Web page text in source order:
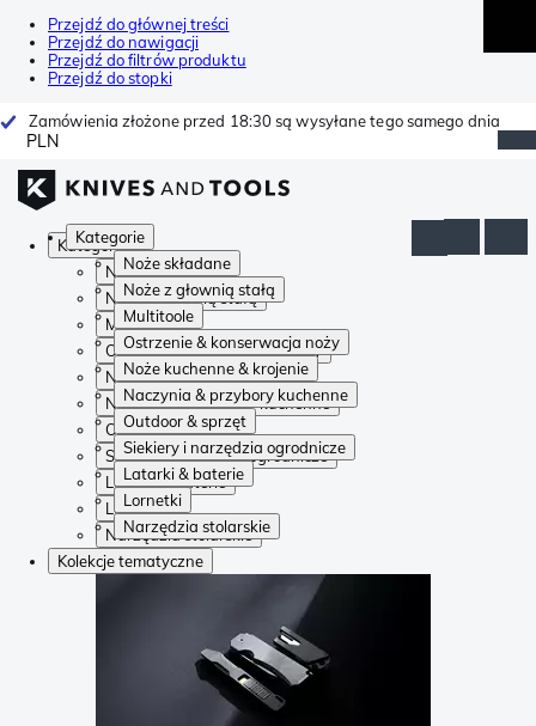
Przejdź do głównej treści
Przejdź do nawigacji
Przejdź do filtrów produktu
Przejdź do stopki
Zamówienia złożone przed 18:30 są wysyłane tego samego dnia
PLN
Kategorie
Noże składane
Noże z głownią stałą
Multitoole
Ostrzenie & konserwacja noży
Noże kuchenne & krojenie
Naczynia & przybory kuchenne
Outdoor & sprzęt
Siekiery i narzędzia ogrodnicze
Latarki & baterie
Lornetki
Narzędzia stolarskie
Kategorie
Noże składane
Noże z głownią stałą
Multitoole
Ostrzenie & konserwacja noży
Noże kuchenne & krojenie
Naczynia & przybory kuchenne
Outdoor & sprzęt
Siekiery i narzędzia ogrodnicze
Latarki & baterie
Lornetki
Narzędzia stolarskie
Kolekcje tematyczne